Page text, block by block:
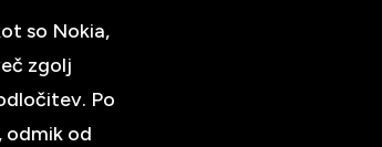
so Nokia,
zgolj
Po
odmik od